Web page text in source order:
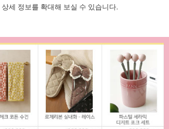
상세 정보를 확대해 보실 수 있습니다.